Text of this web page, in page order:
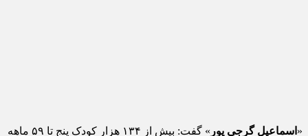
« اسماعیل گرجی پور » گفت: بیش از ۱۳۴ هزار کودک پنج تا ۵۹ ماهه